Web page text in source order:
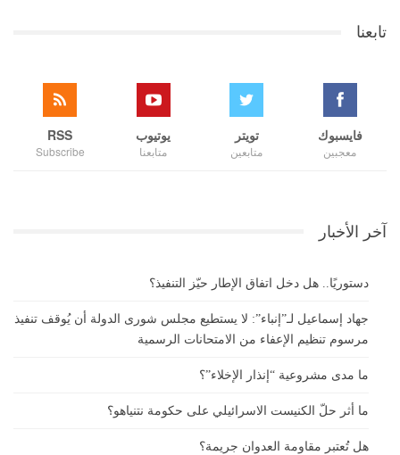
تابعنا
فايسبوك
معجبين
تويتر
متابعين
يوتيوب
متابعنا
RSS
Subscribe
آخر الأخبار
دستوريًا.. هل دخل اتفاق الإطار حيّز التنفيذ؟
جهاد إسماعيل لـ”إنباء”: لا يستطيع مجلس شورى الدولة أن يُوقف تنفيذ
مرسوم تنظيم الإعفاء من الامتحانات الرسمية
ما مدى مشروعية “إنذار الإخلاء”؟
ما أثر حلّ الكنيست الاسرائيلي على حكومة نتنياهو؟
هل تُعتبر مقاومة العدوان جريمة؟